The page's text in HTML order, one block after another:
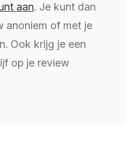
aan. Je kunt dan
anoniem of met je
Ook krijg je een
op je review